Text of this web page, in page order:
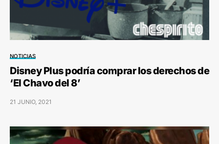
NOTICIAS
Disney Plus podría comprar los derechos de
‘El Chavo del 8’
21 JUNIO, 2021